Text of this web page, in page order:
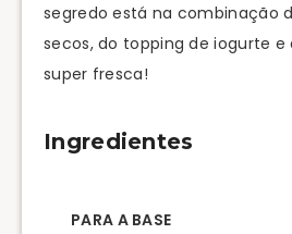
segredo está na combinação
secos, do topping de iogurte
super fresca!
Ingredientes
PARA A BASE